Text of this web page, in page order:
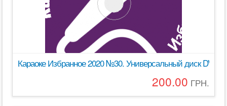
Караоке Избранное 2020 №30. Универсальный диск DVD
200.00 ГРН.